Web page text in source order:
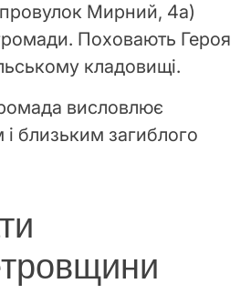
Мирний, 4а)
Поховають Героя
кладовищі.
висловлює
і близьким загиблого